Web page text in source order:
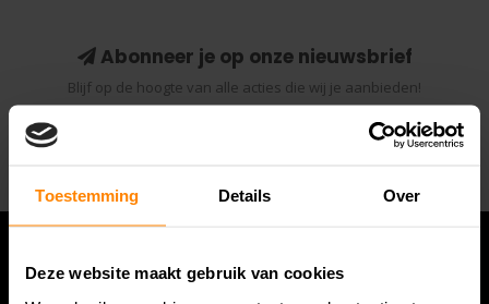
Toestemming Details Over
Deze website maakt gebruik van cookies
Abonneer je op onze nieuwsbrief
Blijf op de hoogte van alle acties die wij je aanbieden!
Abonneer